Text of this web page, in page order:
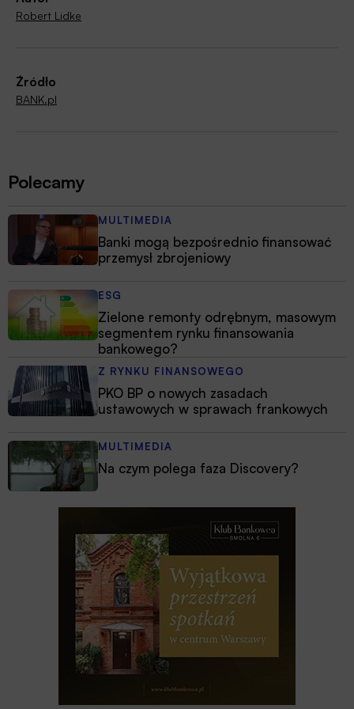
Robert Lidke
Źródło
BANK.pl
Polecamy
MULTIMEDIA
Banki mogą bezpośrednio finansować
przemysł zbrojeniowy
ESG
Zielone remonty odrębnym, masowym
segmentem rynku finansowania
bankowego?
Z RYNKU FINANSOWEGO
PKO BP o nowych zasadach
ustawowych w sprawach frankowych
MULTIMEDIA
Na czym polega faza Discovery?